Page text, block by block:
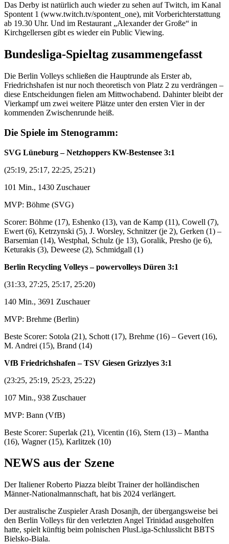
Das Derby ist natürlich auch wieder zu sehen auf Twitch, im Kanal
Spontent 1 (www.twitch.tv/spontent_one), mit Vorberichterstattung
ab 19.30 Uhr. Und im Restaurant „Alexander der Große“ in
Kirchgellersen gibt es wieder ein Public Viewing.
Bundesliga-Spieltag zusammengefasst
Die Berlin Volleys schließen die Hauptrunde als Erster ab,
Friedrichshafen ist nur noch theoretisch von Platz 2 zu verdrängen –
diese Entscheidungen fielen am Mittwochabend. Dahinter bleibt der
Vierkampf um zwei weitere Plätze unter den ersten Vier in der
kommenden Zwischenrunde heiß.
Die Spiele im Stenogramm:
SVG Lüneburg – Netzhoppers KW-Bestensee 3:1
(25:19, 25:17, 22:25, 25:21)
101 Min., 1430 Zuschauer
MVP: Böhme (SVG)
Scorer: Böhme (17), Eshenko (13), van de Kamp (11), Cowell (7),
Ewert (6), Ketrzynski (5), J. Worsley, Schnitzer (je 2), Gerken (1) –
Barsemian (14), Westphal, Schulz (je 13), Goralik, Presho (je 6),
Keturakis (3), Deweese (2), Schmidgall (1)
Berlin Recycling Volleys – powervolleys Düren 3:1
(31:33, 27:25, 25:17, 25:20)
140 Min., 3691 Zuschauer
MVP: Brehme (Berlin)
Beste Scorer: Sotola (21), Schott (17), Brehme (16) – Gevert (16),
M. Andrei (15), Brand (14)
VfB Friedrichshafen – TSV Giesen Grizzlyes 3:1
(23:25, 25:19, 25:23, 25:22)
107 Min., 938 Zuschauer
MVP: Bann (VfB)
Beste Scorer: Superlak (21), Vicentin (16), Stern (13) – Mantha
(16), Wagner (15), Karlitzek (10)
NEWS aus der Szene
Der Italiener Roberto Piazza bleibt Trainer der holländischen
Männer-Nationalmannschaft, hat bis 2024 verlängert.
Der australische Zuspieler Arash Dosanjh, der übergangsweise bei
den Berlin Volleys für den verletzten Angel Trinidad ausgeholfen
hatte, spielt künftig beim polnischen PlusLiga-Schlusslicht BBTS
Bielsko-Biala.